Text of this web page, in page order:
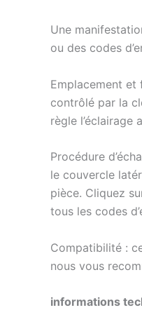
Une
ou des codes
Emplacement
contrôlé par la
règle l’éclairage
Procédure
le couvercle
pièce. Cliquez
tous les codes
Compatibilité :
nous vous
informations